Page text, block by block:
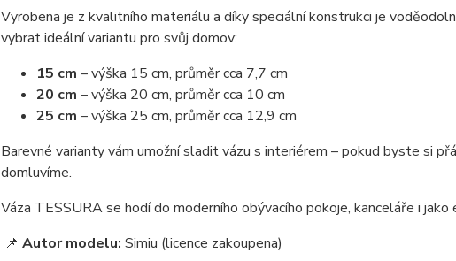
Vyrobena je z kvalitního materiálu a díky speciální konstrukci je
vybrat ideální variantu pro svůj domov:
15 cm – výška 15 cm, průměr cca 7,7 cm
20 cm – výška 20 cm, průměr cca 10 cm
25 cm – výška 25 cm, průměr cca 12,9 cm
Barevné varianty vám umožní sladit vázu s interiérem – pokud byste si
domluvíme.
Váza TESSURA se hodí do moderního obývacího pokoje, kanceláře i
📌 Autor modelu: Simiu (licence zakoupena)